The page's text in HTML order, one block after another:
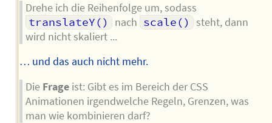
Drehe ich die Reihenfolge um, sodass
translateY()
nach scale()
steht, dann
wird nicht skaliert ...
… und das auch nicht mehr.
Die Frageist: Gibt es im Bereich der CSS
Animationen irgendwelche Regeln, Grenzen, was
man wie kombinieren darf?